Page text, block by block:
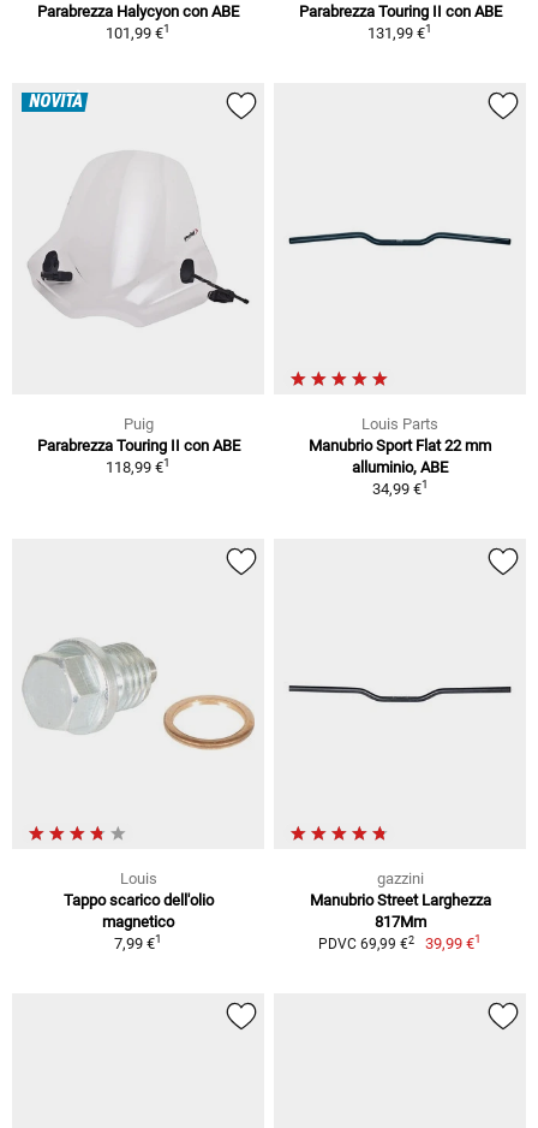
Parabrezza Halycyon con ABE
101,99 €1
Parabrezza Touring II con ABE
131,99 €1
NOVITÀ
Puig
Parabrezza Touring II con ABE
118,99 €1
Louis Parts
Manubrio Sport Flat 22 mm
alluminio, ABE
34,99 €1
Louis
Tappo scarico dell'olio
magnetico
7,99 €1
gazzini
Manubrio Street Larghezza
817Mm
PDVC 69,99 €2 39,99 €1